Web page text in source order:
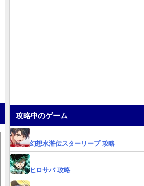
攻略中のゲーム
幻想水滸伝スターリープ 攻略
ヒロサバ 攻略